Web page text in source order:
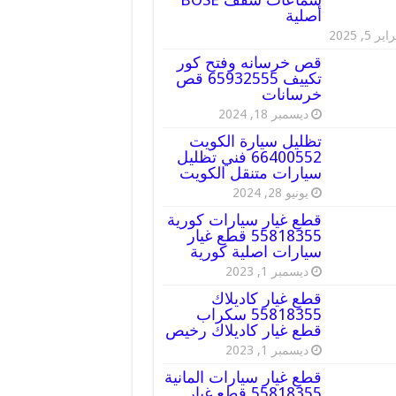
أصلية
5, 2025
قص خرسانه وفتح كور
تكييف 65932555 قص
خرسانات
ديسمبر 18, 2024
تظليل سيارة الكويت
66400552 فني تظليل
سيارات متنقل الكويت
يونيو 28, 2024
قطع غيار سيارات كورية
55818355 قطع غيار
سيارات اصلية كورية
ديسمبر 1, 2023
قطع غيار كاديلاك
55818355 سكراب
قطع غيار كاديلاك رخيص
ديسمبر 1, 2023
قطع غيار سيارات المانية